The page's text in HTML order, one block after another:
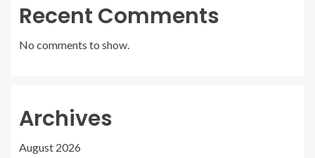
Recent Comments
No comments to show.
Archives
August 2026